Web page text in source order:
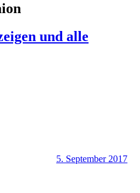
und alle
5. September 2017